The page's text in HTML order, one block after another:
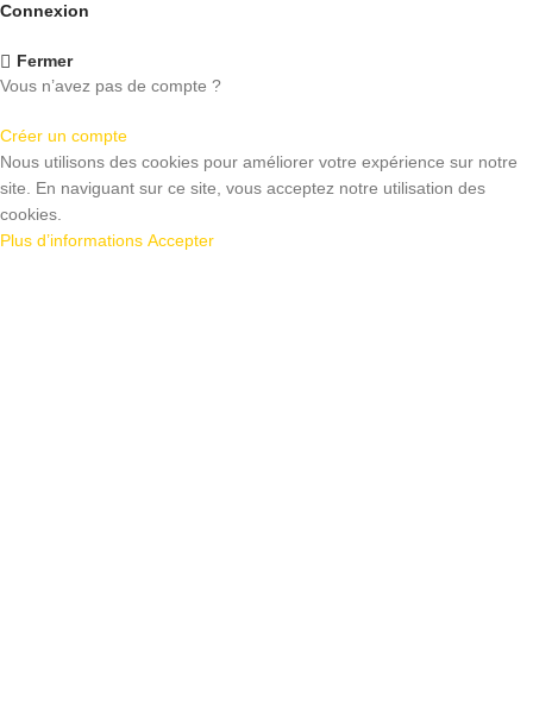
Connexion
Fermer
Vous n’avez pas de compte ?
Créer un compte
Nous utilisons des cookies pour améliorer votre expérience sur notre
site. En naviguant sur ce site, vous acceptez notre utilisation des
cookies.
Plus d’informations Accepter